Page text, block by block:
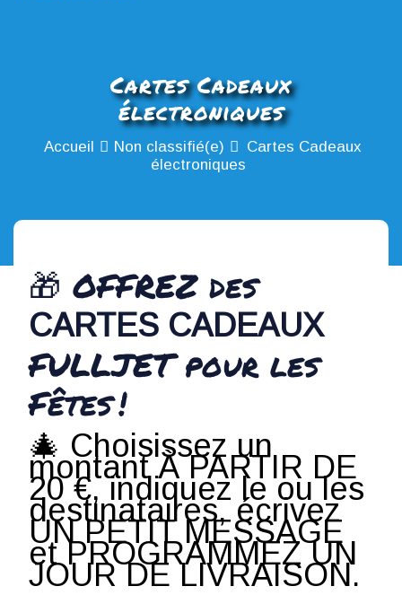
Cartes Cadeaux
électroniques
Accueil Non classifié(e)
Cartes Cadeaux
électroniques
🎁 OFFREZ des
CARTES CADEAUX
FULLJET pour les
Fêtes !
🎄 Choisissez un
montant À PARTIR DE
20 €, indiquez le ou les
destinataires, écrivez
UN PETIT MESSAGE
et PROGRAMMEZ UN
JOUR DE LIVRAISON.